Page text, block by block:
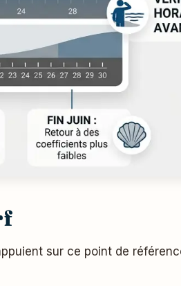
sur ce point de